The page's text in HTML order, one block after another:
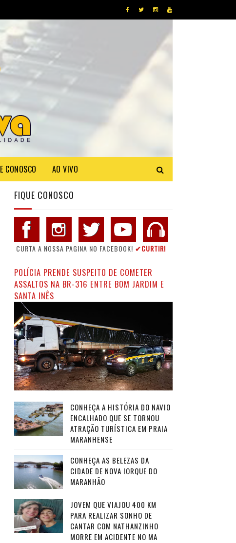
CONOSCO AO VIVO
FIQUE CONOSCO
CURTA A NOSSA PAGINA NO FACEBOOK! ✔CURTIR!
POLÍCIA PRENDE SUSPEITO DE COMETER
ASSALTOS NA BR-316 ENTRE BOM JARDIM E
SANTA INÊS
CONHEÇA A HISTÓRIA DO NAVIO
ENCALHADO QUE SE TORNOU
ATRAÇÃO TURÍSTICA EM PRAIA
MARANHENSE
CONHEÇA AS BELEZAS DA
CIDADE DE NOVA IORQUE DO
MARANHÃO
JOVEM QUE VIAJOU 400 KM
PARA REALIZAR SONHO DE
CANTAR COM NATHANZINHO
MORRE EM ACIDENTE NO MA